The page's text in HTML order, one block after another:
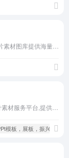
模板，展板，振兴农村，